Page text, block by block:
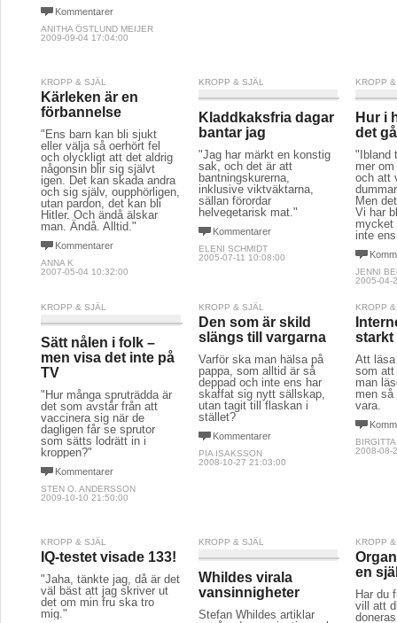
Kommentarer
ANITHA ÖSTLUND MEIJER
2009-09-04 17:04:00
KROPP & SJÄL
Kärleken är en
förbannelse
"Ens barn kan bli sjukt
eller välja så oerhört fel
och olyckligt att det aldrig
någonsin blir sig självt
igen. Det kan skada andra
och sig själv, oupphörligen,
utan pardon, det kan bli
Hitler. Och ändå älskar
man. Ändå. Alltid."
Kommentarer
ANNA K
2007-05-04 10:32:00
KROPP & SJÄL
Kladdkaksfria dagar
bantar jag
"Jag har märkt en konstig
sak, och det är att
bantningskurerna,
inklusive viktväktarna,
sällan förordar
helvegetarisk mat."
Kommentarer
ELENI SCHMIDT
2005-07-11 10:08:00
KROPP
Hur i
det
"Ibland
mer
och att
Men
Vi har
mycket
inte
JENNI
2005-04-
KROPP & SJÄL
Sätt nålen i folk –
men visa det inte på
TV
"Hur många spruträdda är
det som avstår från att
vaccinera sig när de
dagligen får se sprutor
som sätts lodrätt in i
kroppen?"
Kommentarer
STEN O. ANDERSSON
2009-10-10 21:50:00
KROPP & SJÄL
Den som är skild
slängs till vargarna
Varför ska man hälsa på
pappa, som alltid är så
deppad och inte ens har
skaffat sig nytt sällskap,
utan tagit till flaskan i
stället?
Kommentarer
PIA ISAKSSON
2008-10-27 21:03:00
KROPP
starkt
Att
som att
man
men så
vara.
2008-08-
KROPP & SJÄL
IQ-testet visade 133!
"Jaha, tänkte jag, då är det
väl bäst att jag skriver ut
det om min fru ska tro
mig."
KROPP & SJÄL
Whildes virala
vansinnigheter
Stefan Whildes artiklar
KROPP
en
Har du
vill att